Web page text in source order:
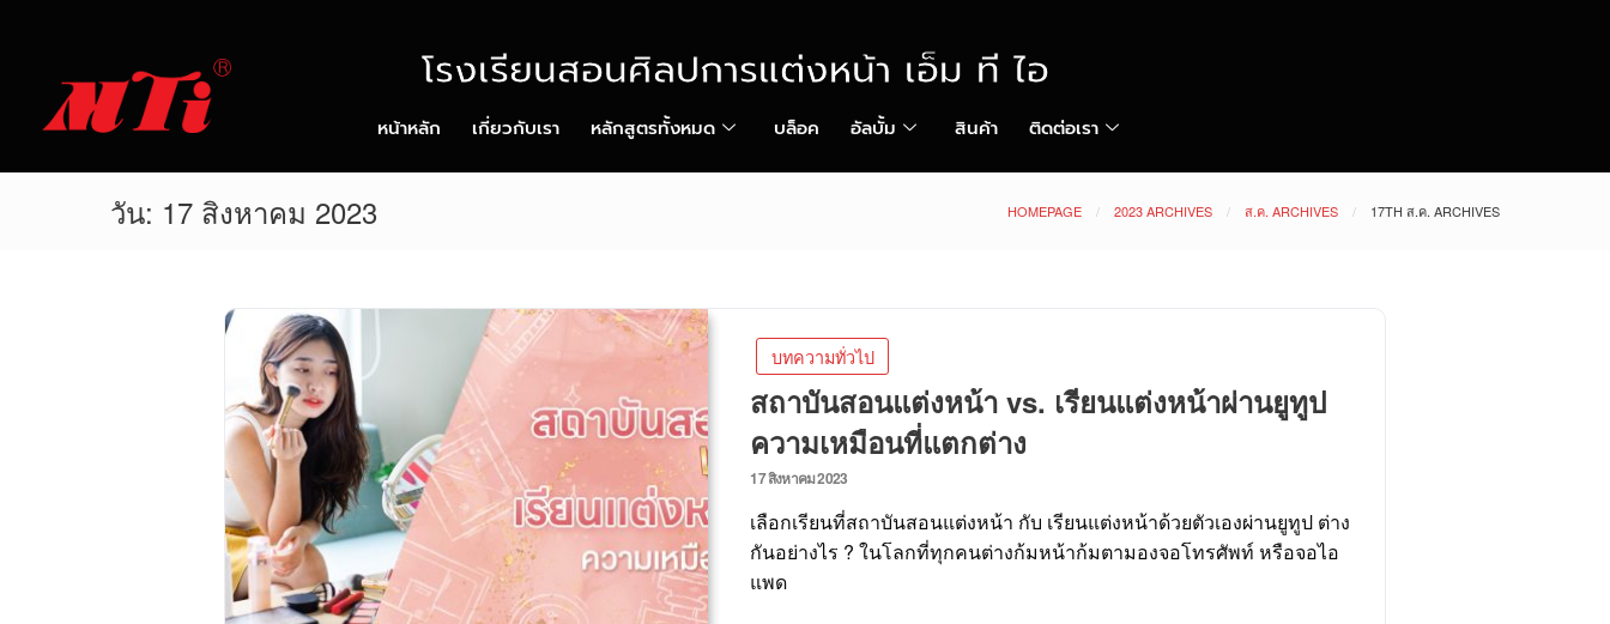
โรงเรียนสอนศิลปการแต่งหน้า เอ็ม ที ไอ
หน้าหลัก เกี่ยวกับเรา หลักสูตรทั้งหมด บล็อค อัลบั้ม สินค้า ติดต่อเรา
วัน: 17 สิงหาคม 2023 HOMEPAGE 2023 ARCHIVES ส.ค. ARCHIVES 17TH ส.ค. ARCHIVES
บทความทั่วไป
สถาบันสอนแต่งหน้า vs. เรียนแต่งหน้าผ่านยูทูป
ความเหมือนที่แตกต่าง
17 สิงหาคม 2023
เลือกเรียนที่สถาบันสอนแต่งหน้า กับ เรียนแต่งหน้าด้วยตัวเองผ่านยูทูป ต่าง
กันอย่างไร ? ในโลกที่ทุกคนต่างก้มหน้าก้มตามองจอโทรศัพท์ หรือจอไอ
แพด